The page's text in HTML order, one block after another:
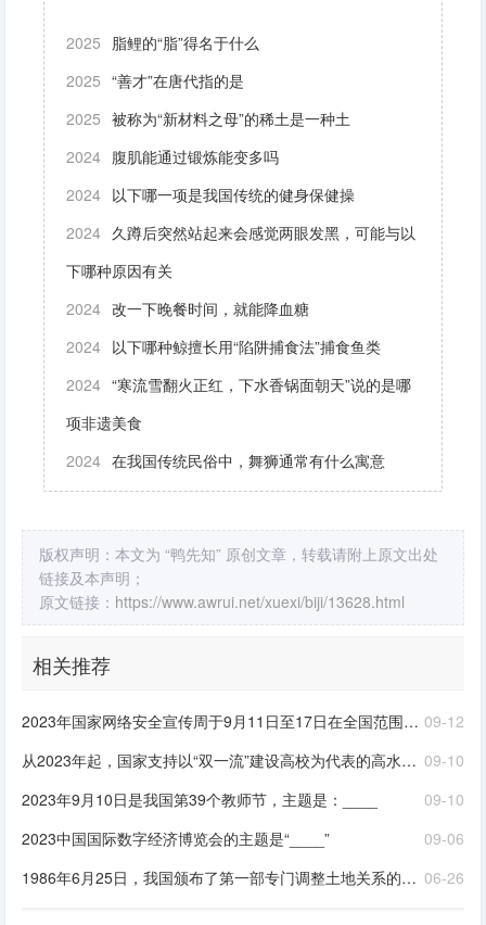
2025 脂鲤的“脂”得名于什么
2025 “善才”在唐代指的是
2025 被称为“新材料之母”的稀土是一种土
2024 腹肌能通过锻炼能变多吗
2024 以下哪一项是我国传统的健身保健操
2024 久蹲后突然站起来会感觉两眼发黑，可能与以
下哪种原因有关
2024 改一下晚餐时间，就能降血糖
2024 以下哪种鲸擅长用“陷阱捕食法”捕食鱼类
2024 “寒流雪翻火正红，下水香锅面朝天”说的是哪
项非遗美食
2024 在我国传统民俗中，舞狮通常有什么寓意
版权声明：本文为 “鸭先知” 原创文章，转载请附上原文出处
链接及本声明；
原文链接： https://www.awrui.net/xuexi/biji/13628.html
相关推荐
09-12
2023年国家网络安全宣传周于9月11日至17日在全国范围内举办，主题是“____”
09-10
从2023年起，国家支持以“双一流”建设高校为代表的高水平高校选拔专业成绩优秀且乐教适教的学生作为“____”研究生，在强化学科专业课程学习的同时，系统学习不少于26学分的教师教育模块课程（含参加教育实践），通过该计划研究生培养吸引优秀人才从教，为中小学输送一批教育情怀深厚、专业素养卓越、教学基本功扎实的优秀教师
09-10
2023年9月10日是我国第39个教师节，主题是：____
09-06
2023中国国际数字经济博览会的主题是“____”
06-26
1986年6月25日，我国颁布了第一部专门调整土地关系的大法，即《中华人民共和国土地管理法》。为了纪念这一天，我国决定将每年的6月25日确定为全国“土地日”。2023年全国“土地日”的主题是“____”